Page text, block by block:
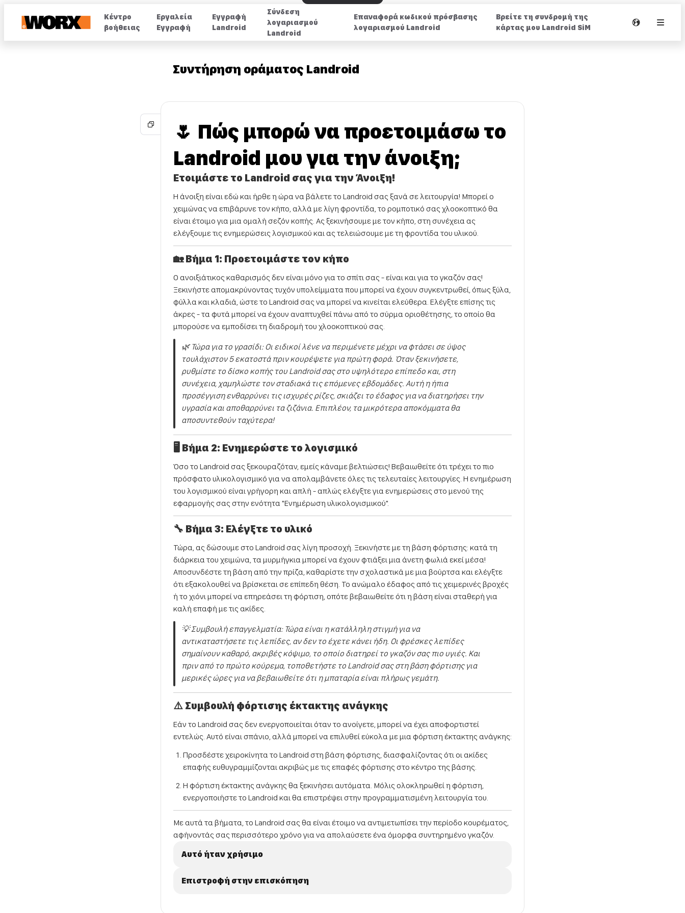
Κέντρο
βοήθειας
Εργαλεία
Εγγραφή
Εγγραφή
Landroid
Σύνδεση
λογαριασμού
Landroid
Επαναφορά κωδικού πρόσβασης
λογαριασμού Landroid
Βρείτε τη συνδρομή της
κάρτας μου Landroid SiM
Συντήρηση οράματος Landroid
🌷 Πώς μπορώ να προετοιμάσω το
Landroid μου για την άνοιξη;
Ετοιμάστε το Landroid σας για την Άνοιξη!
Η άνοιξη είναι εδώ και ήρθε η ώρα να βάλετε το Landroid σας ξανά σε λειτουργία! Μπορεί ο
χειμώνας να επιβάρυνε τον κήπο, αλλά με λίγη φροντίδα, το ρομποτικό σας χλοοκοπτικό θα
είναι έτοιμο για μια ομαλή σεζόν κοπής. Ας ξεκινήσουμε με τον κήπο, στη συνέχεια ας
ελέγξουμε τις ενημερώσεις λογισμικού και ας τελειώσουμε με τη φροντίδα του υλικού.
🏡 Βήμα 1: Προετοιμάστε τον κήπο
Ο ανοιξιάτικος καθαρισμός δεν είναι μόνο για το σπίτι σας - είναι και για το γκαζόν σας!
Ξεκινήστε απομακρύνοντας τυχόν υπολείμματα που μπορεί να έχουν συγκεντρωθεί, όπως ξύλα,
φύλλα και κλαδιά, ώστε το Landroid σας να μπορεί να κινείται ελεύθερα. Ελέγξτε επίσης τις
άκρες - τα φυτά μπορεί να έχουν αναπτυχθεί πάνω από το σύρμα οριοθέτησης, το οποίο θα
μπορούσε να εμποδίσει τη διαδρομή του χλοοκοπτικού σας.
🌿 Τώρα για το γρασίδι: Οι ειδικοί λένε να περιμένετε μέχρι να φτάσει σε ύψος
τουλάχιστον 5 εκατοστά πριν κουρέψετε για πρώτη φορά. Όταν ξεκινήσετε,
ρυθμίστε το δίσκο κοπής του Landroid σας στο υψηλότερο επίπεδο και, στη
συνέχεια, χαμηλώστε τον σταδιακά τις επόμενες εβδομάδες. Αυτή η ήπια
προσέγγιση ενθαρρύνει τις ισχυρές ρίζες, σκιάζει το έδαφος για να διατηρήσει την
υγρασία και αποθαρρύνει τα ζιζάνια. Επιπλέον, τα μικρότερα αποκόμματα θα
αποσυντεθούν ταχύτερα!
🖥️ Βήμα 2: Ενημερώστε το λογισμικό
Όσο το Landroid σας ξεκουραζόταν, εμείς κάναμε βελτιώσεις! Βεβαιωθείτε ότι τρέχει το πιο
πρόσφατο υλικολογισμικό για να απολαμβάνετε όλες τις τελευταίες λειτουργίες. Η ενημέρωση
του λογισμικού είναι γρήγορη και απλή - απλώς ελέγξτε για ενημερώσεις στο μενού της
εφαρμογής σας στην ενότητα "Ενημέρωση υλικολογισμικού".
🔧 Βήμα 3: Ελέγξτε το υλικό
Τώρα, ας δώσουμε στο Landroid σας λίγη προσοχή. Ξεκινήστε με τη βάση φόρτισης: κατά τη
διάρκεια του χειμώνα, τα μυρμήγκια μπορεί να έχουν φτιάξει μια άνετη φωλιά εκεί μέσα!
Αποσυνδέστε τη βάση από την πρίζα, καθαρίστε την σχολαστικά με μια βούρτσα και ελέγξτε
ότι εξακολουθεί να βρίσκεται σε επίπεδη θέση. Το ανώμαλο έδαφος από τις χειμερινές βροχές
ή το χιόνι μπορεί να επηρεάσει τη φόρτιση, οπότε βεβαιωθείτε ότι η βάση είναι σταθερή για
καλή επαφή με τις ακίδες.
💡 Συμβουλή επαγγελματία: Τώρα είναι η κατάλληλη στιγμή για να
αντικαταστήσετε τις λεπίδες, αν δεν το έχετε κάνει ήδη. Οι φρέσκες λεπίδες
σημαίνουν καθαρό, ακριβές κόψιμο, το οποίο διατηρεί το γκαζόν σας πιο υγιές. Και
πριν από το πρώτο κούρεμα, τοποθετήστε το Landroid σας στη βάση φόρτισης για
μερικές ώρες για να βεβαιωθείτε ότι η μπαταρία είναι πλήρως γεμάτη.
⚠️ Συμβουλή φόρτισης έκτακτης ανάγκης
Εάν το Landroid σας δεν ενεργοποιείται όταν το ανοίγετε, μπορεί να έχει αποφορτιστεί
εντελώς. Αυτό είναι σπάνιο, αλλά μπορεί να επιλυθεί εύκολα με μια φόρτιση έκτακτης ανάγκης:
Προσδέστε χειροκίνητα το Landroid στη βάση φόρτισης, διασφαλίζοντας ότι οι ακίδες
επαφής ευθυγραμμίζονται ακριβώς με τις επαφές φόρτισης στο κέντρο της βάσης.
Η φόρτιση έκτακτης ανάγκης θα ξεκινήσει αυτόματα. Μόλις ολοκληρωθεί η φόρτιση,
ενεργοποιήστε το Landroid και θα επιστρέψει στην προγραμματισμένη λειτουργία του.
Με αυτά τα βήματα, το Landroid σας θα είναι έτοιμο να αντιμετωπίσει την περίοδο κουρέματος,
αφήνοντάς σας περισσότερο χρόνο για να απολαύσετε ένα όμορφα συντηρημένο γκαζόν.
Αυτό ήταν χρήσιμο
Επιστροφή στην επισκόπηση